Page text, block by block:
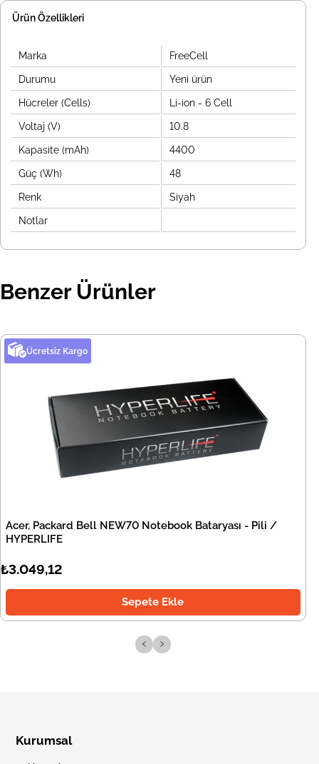
Ürün Özellikleri
Marka FreeCell
Durumu Yeni ürün
Hücreler (Cells) Li-ion - 6 Cell
Voltaj (V) 10.8
Kapasite (mAh) 4400
Güç (Wh) 48
Renk Siyah
Notlar
Benzer Ürünler
Ücretsiz Kargo
Acer, Packard Bell NEW70 Notebook Bataryası - Pili /
HYPERLIFE
₺3.049,12
Sepete Ekle
‹ ›
Kurumsal